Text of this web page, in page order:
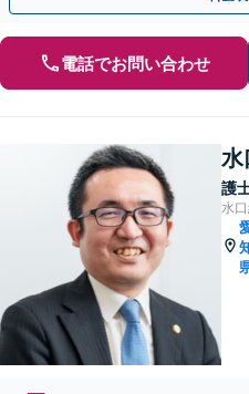
電話でお問い合わせ
水
護
水